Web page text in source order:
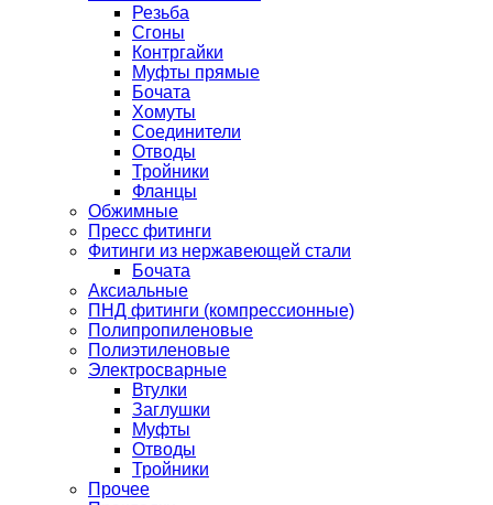
Резьба
Сгоны
Контргайки
Муфты прямые
Бочата
Хомуты
Соединители
Отводы
Тройники
Фланцы
Обжимные
Пресс фитинги
Фитинги из нержавеющей стали
Бочата
Аксиальные
ПНД фитинги (компрессионные)
Полипропиленовые
Полиэтиленовые
Электросварные
Втулки
Заглушки
Муфты
Отводы
Тройники
Прочее